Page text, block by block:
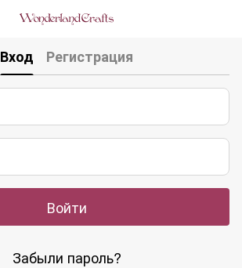
Вход Регистрация
Войти
Забыли пароль?